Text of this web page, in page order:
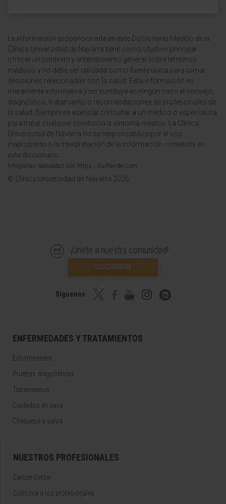
La información proporcionada en este Diccionario Médico de la
Clínica Universidad de Navarra tiene como objetivo principal
ofrecer un contexto y entendimiento general sobre términos
médicos y no debe ser utilizada como fuente única para tomar
decisiones relacionadas con la salud. Esta información es
meramente informativa y no sustituye en ningún caso el consejo,
diagnóstico, tratamiento o recomendaciones de profesionales de
la salud. Siempre es esencial consultar a un médico o especialista
para tratar cualquier condición o síntoma médico. La Clínica
Universidad de Navarra no se responsabiliza por el uso
inapropiado o la interpretación de la información contenida en
este diccionario.
Infografías realizadas con https://BioRender.com
© Clínica Universidad de Navarra 2026
¡Únete a nuestra comunidad!
SUSCRIBIRSE
Síguenos
ENFERMEDADES Y TRATAMIENTOS
Enfermedades
Pruebas diagnósticas
Tratamientos
Cuidados en casa
Chequeos y salud
NUESTROS PROFESIONALES
Cancer Center
Conozca a los profesionales